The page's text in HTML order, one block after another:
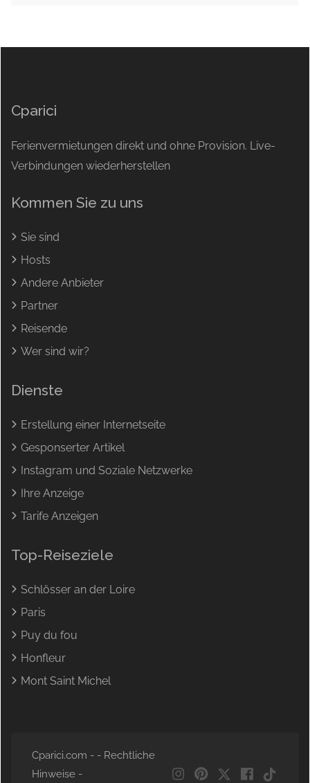
Cparici
Ferienvermietungen direkt und ohne Provision. Live-
Verbindungen wiederherstellen
Kommen Sie zu uns
Sie sind
Hosts
Andere Anbieter
Partner
Reisende
Wer sind wir?
Dienste
Erstellung einer Internetseite
Gesponserter Artikel
Instagram und Soziale Netzwerke
Ihre Anzeige
Tarife Anzeigen
Top-Reiseziele
Schlösser an der Loire
Paris
Puy du fou
Honfleur
Mont Saint Michel
Cparici.com - - Rechtliche
Hinweise -